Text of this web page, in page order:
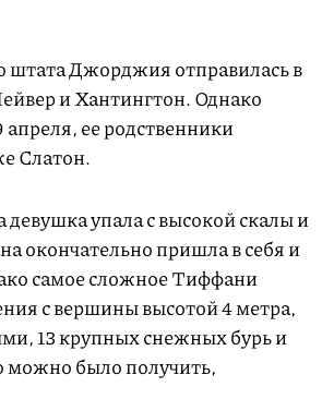
штата Джорджия отправилась в
и Хантингтон. Однако
ее родственники
Слатон.
упала с высокой скалы и
окончательно пришла в себя и
самое сложное Тиффани
с вершины высотой 4 метра,
13 крупных снежных бурь и
можно было получить,